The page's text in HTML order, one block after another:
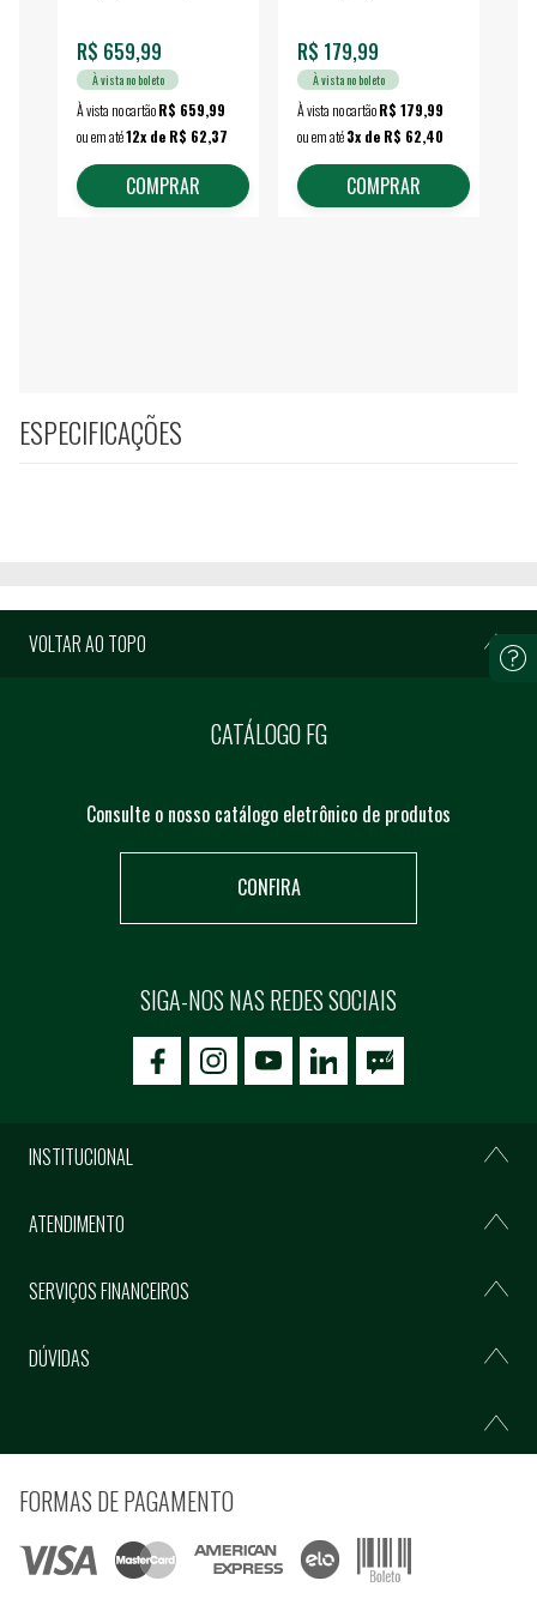
R$ 659,99
À vista no boleto
À vista no cartãoR$ 659,99
ou em até12x de R$ 62,37
COMPRAR
R$ 179,99
À vista no boleto
À vista no cartãoR$ 179,99
ou em até3x de R$ 62,40
COMPRAR
ESPECIFICAÇÕES
VOLTAR AO TOPO
CATÁLOGO FG
Consulte o nosso catálogo eletrônico de produtos
CONFIRA
SIGA-NOS NAS REDES SOCIAIS
icon-facebookicon-social02icon-social03
INSTITUCIONAL
ATENDIMENTO
SERVIÇOS FINANCEIROS
DÚVIDAS
FORMAS DE PAGAMENTO